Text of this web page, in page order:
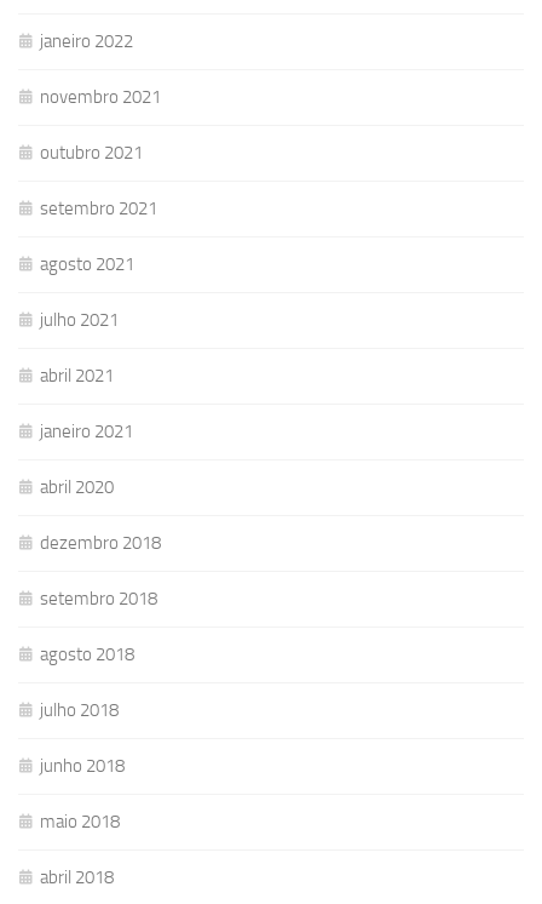
janeiro 2022
novembro 2021
outubro 2021
setembro 2021
agosto 2021
julho 2021
abril 2021
janeiro 2021
abril 2020
dezembro 2018
setembro 2018
agosto 2018
julho 2018
junho 2018
maio 2018
abril 2018